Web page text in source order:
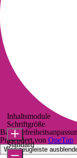
Präsentiert von OneTap
Werkzeugleiste
Inhaltsmodule
Schriftgröße
Standard